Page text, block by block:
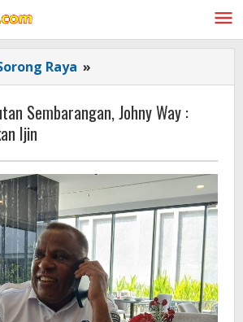
Raya »
Babat
Hutan
Sembarangan,
Way
Selektif
Keluarkan
Ijin
Sembarangan, Johny Way :
Ijin